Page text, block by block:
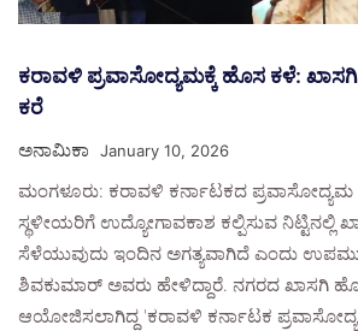
ಕರಾವಳಿ ಪ್ರವಾಸೋದ್ಯಮಕ್ಕೆ ಹೊಸ ಕಳೆ:
ಕರೆ
ಅನಾಮಿಕಾ January 10, 2026
ಮಂಗಳೂರು: ಕರಾವಳಿ ಕರ್ನಾಟಕದ ಪ್ರವಾಸೋದ್ಯಮ
ಸ್ಥಳೀಯರಿಗೆ ಉದ್ಯೋಗಾವಕಾಶ ಕಲ್ಪಿಸುವ ನಿಟ್ಟಿನಲ್ಲಿ
ಸೆಳೆಯುವುದು ಇಂದಿನ ಅಗತ್ಯವಾಗಿದೆ ಎಂದು
ಶಿವಕುಮಾರ್ ಅವರು ಹೇಳಿದ್ದಾರೆ. ನಗರದ ಖಾಸಗಿ
ಆಯೋಜಿಸಲಾಗಿದ್ದ 'ಕರಾವಳಿ ಕರ್ನಾಟಕ